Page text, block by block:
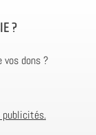
?
vos dons ?
publicités.